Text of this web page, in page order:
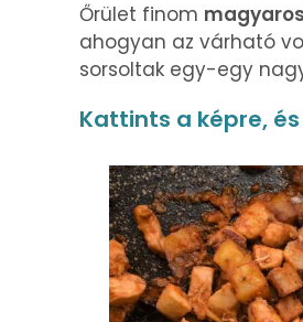
Őrület finom
ahogyan az várható
sorsoltak egy-egy
Kattints a képre,